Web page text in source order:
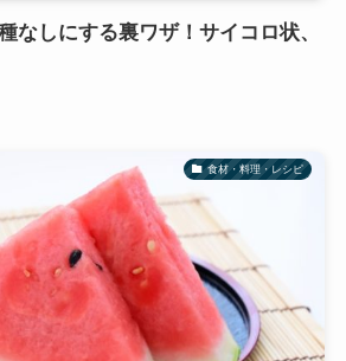
なしにする裏ワザ！サイコロ状、
食材・料理・レシピ